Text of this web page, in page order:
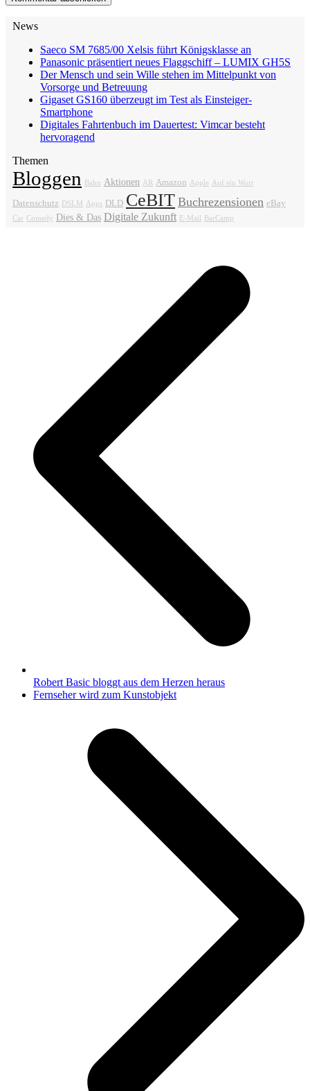
News
Saeco SM 7685/00 Xelsis führt Königsklasse an
Panasonic präsentiert neues Flaggschiff – LUMIX GH5S
Der Mensch und sein Wille stehen im Mittelpunkt von
Vorsorge und Betreuung
Gigaset GS160 überzeugt im Test als Einsteiger-
Smartphone
Digitales Fahrtenbuch im Dauertest: Vimcar besteht
hervoragend
Themen
Bloggen Bahn Aktionen AR Amazon Apple Auf ein Wort
Datenschutz DSLM Apps DLD CeBIT Buchrezensionen eBay
Car Comedy Dies & Das Digitale Zukunft E-Mail BarCamp
Robert Basic bloggt aus dem Herzen heraus
Nächster
Fernseher wird zum Kunstobjekt